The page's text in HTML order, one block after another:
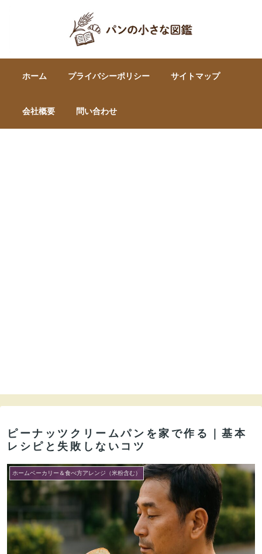
ホーム プライバシーポリシー サイトマップ
会社概要 問い合わせ
ピーナッツクリームパンを家で作る｜基本
レシピと失敗しないコツ
ホームベーカリー＆食べ方アレンジ（米粉含む）